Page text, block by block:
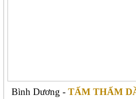
Bình Dương -TẤM THẤM